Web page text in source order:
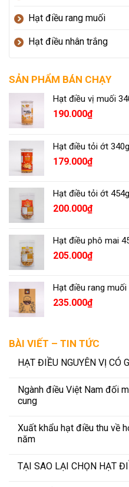
Hạt điều rang muối
Hạt điều nhân trắng
SẢN PHẨM BÁN CHẠY
Hạt điều vị muối
190.000₫
Hạt điều tỏi ớt
179.000₫
Hạt điều tỏi ớt 454g
200.000₫
Hạt điều phô mai
205.000₫
Hạt điều rang muối
235.000₫
BÀI VIẾT – TIN TỨC
HẠT ĐIỀU NGUYÊN VỊ CÓ
Ngành điều Việt Nam đối
cung
Xuất khẩu hạt điều thu về
năm
TẠI SAO LẠI CHỌN HẠT